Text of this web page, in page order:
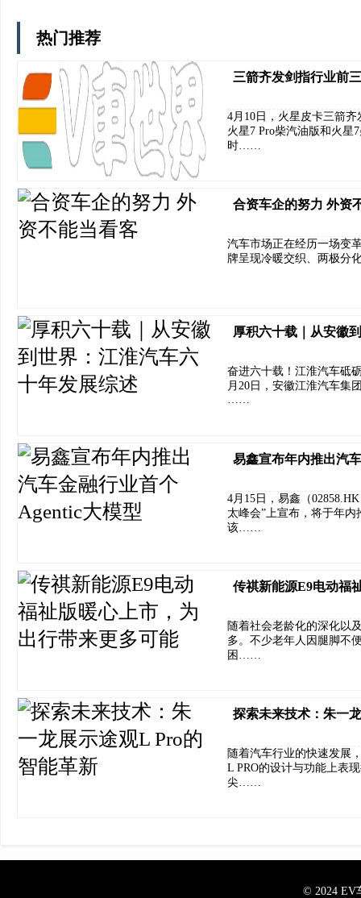
热门推荐
三箭齐发剑指行业前
4月10日，火星皮卡三箭
火星7 Pro柴汽油版和火星
时……
合资车企的努力 外资
汽车市场正在经历一场变
牌呈现冷暖交织、两极分
厚积六十载｜从安徽
奋进六十载！江淮汽车砥
月20日，安徽江淮汽车集
……
易鑫宣布年内推出汽
4月15日，易鑫（
太峰会”上宣布，将于年
该……
传祺新能源E9电动福
随着社会老龄化的深化以
多。不少老年人因腿脚不
困……
探索未来技术：朱一
随着汽车行业的快速发展
L PRO的设计与功能上表
尖……
© 2024 EV